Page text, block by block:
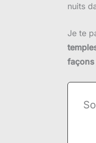
nuits
Je te
façons